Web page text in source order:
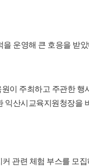
을 운영해 큰 호응을 받
이 주최하고 주관한 행
익산시교육지원청장을
관련 체험 부스를 모집